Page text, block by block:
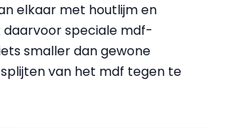
elkaar met houtlijm en
daarvoor speciale mdf-
smaller dan gewone
van het mdf tegen te